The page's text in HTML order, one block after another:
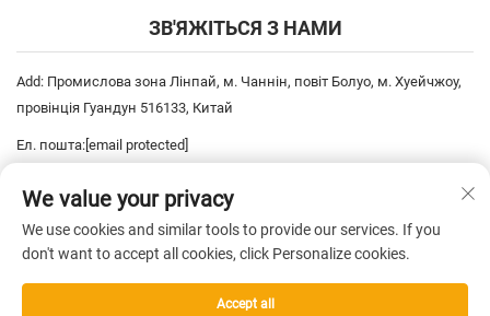
ЗВ'ЯЖІТЬСЯ З НАМИ
Add: Промислова зона Лінпай, м. Чаннін, повіт Болуо, м. Хуейчжоу,
провінція Гуандун 516133, Китай
Ел. пошта: [email protected]
конфіденційності
We value your privacy
We use cookies and similar tools to provide our services. If you
don't want to accept all cookies, click Personalize cookies.
Accept all